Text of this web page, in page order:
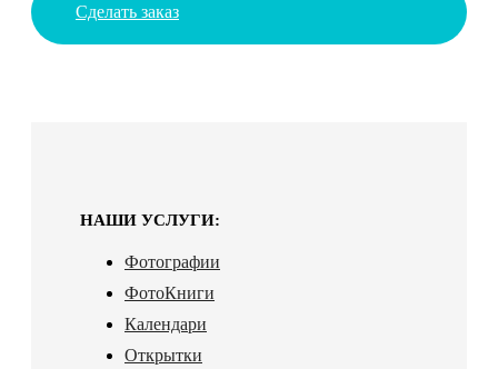
Сделать заказ
НАШИ УСЛУГИ:
Фотографии
ФотоКниги
Календари
Открытки